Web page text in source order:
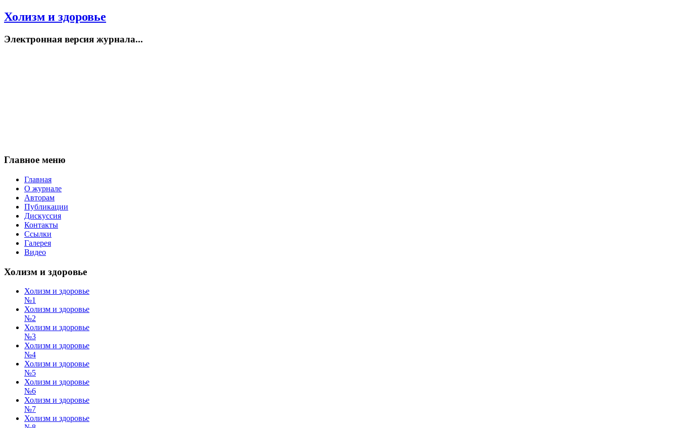
Холизм и здоровье
Электронная версия журнала...
Главное меню
Главная
О журнале
Авторам
Публикации
Дискуссия
Контакты
Ссылки
Галерея
Видео
Холизм и здоровье
Холизм и здоровье
№1
Холизм и здоровье
№2
Холизм и здоровье
№3
Холизм и здоровье
№4
Холизм и здоровье
№5
Холизм и здоровье
№6
Холизм и здоровье
№7
Холизм и здоровье